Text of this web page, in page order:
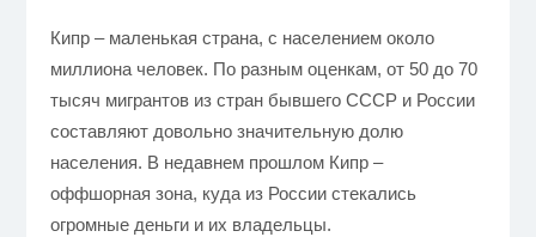
Кипр – маленькая страна, с населением около
миллиона человек. По разным оценкам, от 50 до 70
тысяч мигрантов из стран бывшего СССР и России
составляют довольно значительную долю
населения. В недавнем прошлом Кипр –
оффшорная зона, куда из России стекались
огромные деньги и их владельцы.